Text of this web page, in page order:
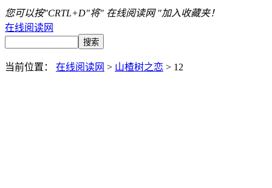
您可以按"CRTL+D"将" 在线阅读网 "加入收藏夹！
在线阅读网
当前位置： 在线阅读网 > 山楂树之恋 > 12